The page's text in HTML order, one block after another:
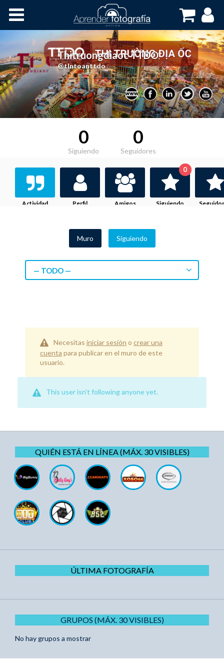
Cursos OnLine
Thitruongdiaoc TTDO,
@tlntoanttdo
0
Siguiendo
0
Seguidores
Actividad Perfil Amigos Siguiendo
0
Muro Siguiendo
— TODO —
Necesitas iniciar sesión o crear una
cuenta para publicar en el muro de este
usuario.
This user isn't following anyone yet.
QUIÉN ESTÁ EN LÍNEA (MÁX. 30 VISIBLES)
ÚLTIMA FOTOGRAFÍA
GRUPOS (MÁX. 30 VISIBLES)
No hay grupos a mostrar